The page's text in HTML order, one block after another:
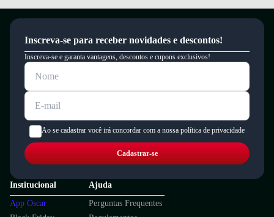
Inscreva-se para receber novidades e descontos!
Inscreva-se e garanta vantagens, descontos e cupons exclusivos!
Ao se cadastrar você irá concordar com a nossa política de privacidade
Cadastrar-se
Institucional
App Oscar
Ajuda
Perguntas Frequentes